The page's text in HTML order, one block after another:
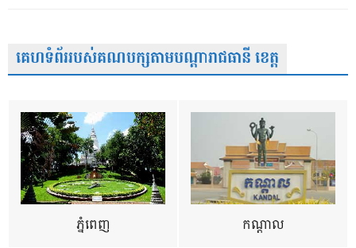
គេហទំព័ររបស់គណបក្សតាមបណ្តារាជធានី ខេត្ត
ភ្នំពេញ កណ្តាល